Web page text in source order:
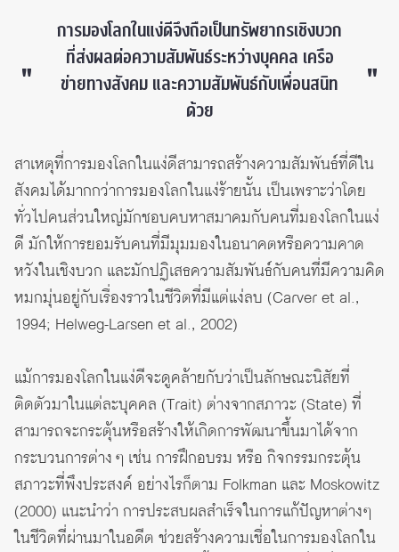
การมองโลกในแง่ดีจึงถือเป็นทรัพยากรเชิงบวก
ที่ส่งผลต่อความสัมพันธ์ระหว่างบุคคล เครือ
ข่ายทางสังคม และความสัมพันธ์กับเพื่อนสนิท
ด้วย
สาเหตุที่การมองโลกในแง่ดีสามารถสร้างความสัมพันธ์ที่ดีใน
สังคมได้มากกว่าการมองโลกในแง่ร้ายนั้น เป็นเพราะว่าโดย
ทั่วไปคนส่วนใหญ่มักชอบคบหาสมาคมกับคนที่มองโลกในแง่
ดี มักให้การยอมรับคนที่มีมุมมองในอนาคตหรือความคาด
หวังในเชิงบวก และมักปฏิเสธความสัมพันธ์กับคนที่มีความคิด
หมกมุ่นอยู่กับเรื่องราวในชีวิตที่มีแต่แง่ลบ (Carver et al.,
1994; Helweg-Larsen et al., 2002)
แม้การมองโลกในแง่ดีจะดูคล้ายกับว่าเป็นลักษณะนิสัยที่
ติดตัวมาในแต่ละบุคคล (Trait) ต่างจากสภาวะ (State) ที่
สามารถจะกระตุ้นหรือสร้างให้เกิดการพัฒนาขึ้นมาได้จาก
กระบวนการต่าง ๆ เช่น การฝึกอบรม หรือ กิจกรรมกระตุ้น
สภาวะที่พึงประสงค์ อย่างไรก็ตาม Folkman และ Moskowitz
(2000) แนะนำว่า การประสบผลสำเร็จในการแก้ปัญหาต่างๆ
ในชีวิตที่ผ่านมาในอดีต ช่วยสร้างความเชื่อในการมองโลกใน